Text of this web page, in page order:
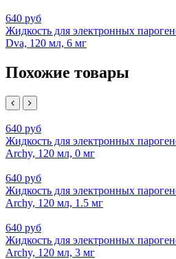
640 руб
Жидкость для электронных
Dva, 120 мл, 6 мг
Похожие товары
640 руб
Жидкость для электронных
Archy, 120 мл, 0 мг
640 руб
Жидкость для электронных
Archy, 120 мл, 1.5 мг
640 руб
Жидкость для электронных
Archy, 120 мл, 3 мг